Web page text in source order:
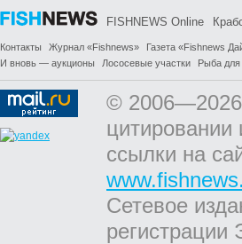
FISHNEWS Online
Контакты Журнал «Fishnews» Газета «Fishnews
И вновь — аукционы
Лососевые участки Рыба для
© 2006—2026
ссылки на
Сетевое